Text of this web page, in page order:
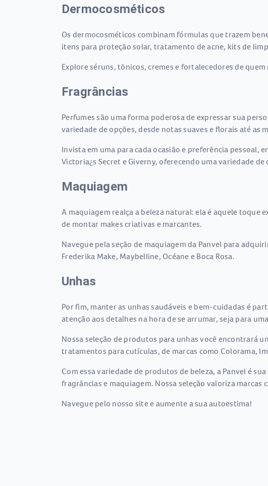
Dermocosméticos
Os dermocosméticos combinam fórmulas que trazem
itens para proteção solar, tratamento de acne, kits de
Explore séruns, tônicos, cremes e fortalecedores de
Fragrâncias
Perfumes são uma forma poderosa de expressar sua
variedade de opções, desde notas suaves e florais até as
Invista em uma para cada ocasião e preferência pessoal,
Victoria¿s Secret e Giverny, oferecendo uma variedade
Maquiagem
A maquiagem realça a beleza natural: ela é aquele toque
de montar makes criativas e marcantes.
Navegue pela seção de maquiagem da Panvel para
Frederika Make, Maybelline, Océane e Boca Rosa.
Unhas
Por fim, manter as unhas saudáveis e bem-cuidadas é
atenção aos detalhes na hora de se arrumar, seja para
Nossa seleção de produtos para unhas você encontrará
tratamentos para cutículas, de marcas como Colorama,
Com essa variedade de produtos de beleza, a Panvel é
fragrâncias e maquiagem. Nossa seleção valoriza
Navegue pelo nosso site e aumente a sua autoestima!